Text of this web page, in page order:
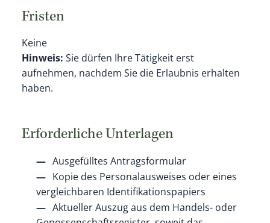
Fristen
Keine
Hinweis: Sie dürfen Ihre Tätigkeit erst
aufnehmen, nachdem Sie die Erlaubnis erhalten
haben.
Erforderliche Unterlagen
Ausgefülltes Antragsformular
Kopie des Personalausweises oder eines
vergleichbaren Identifikationspapiers
Aktueller Auszug aus dem Handels- oder